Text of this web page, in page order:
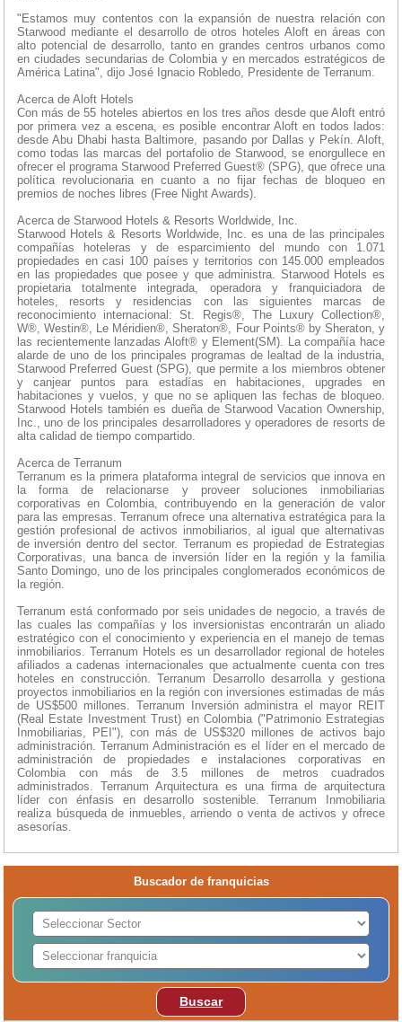
"Estamos muy contentos con la expansión de nuestra relación con
Starwood mediante el desarrollo de otros hoteles Aloft en áreas con
alto potencial de desarrollo, tanto en grandes centros urbanos como
en ciudades secundarias de Colombia y en mercados estratégicos de
América Latina", dijo José Ignacio Robledo, Presidente de Terranum.
Acerca de Aloft Hotels
Con más de 55 hoteles abiertos en los tres años desde que Aloft entró
por primera vez a escena, es posible encontrar Aloft en todos lados:
desde Abu Dhabi hasta Baltimore, pasando por Dallas y Pekín. Aloft,
como todas las marcas del portafolio de Starwood, se enorgullece en
ofrecer el programa Starwood Preferred Guest® (SPG), que ofrece una
política revolucionaria en cuanto a no fijar fechas de bloqueo en
premios de noches libres (Free Night Awards).
Acerca de Starwood Hotels & Resorts Worldwide, Inc.
Starwood Hotels & Resorts Worldwide, Inc. es una de las principales
compañías hoteleras y de esparcimiento del mundo con 1.071
propiedades en casi 100 países y territorios con 145.000 empleados
en las propiedades que posee y que administra. Starwood Hotels es
propietaria totalmente integrada, operadora y franquiciadora de
hoteles, resorts y residencias con las siguientes marcas de
reconocimiento internacional: St. Regis®, The Luxury Collection®,
W®, Westin®, Le Méridien®, Sheraton®, Four Points® by Sheraton, y
las recientemente lanzadas Aloft® y Element(SM). La compañía hace
alarde de uno de los principales programas de lealtad de la industria,
Starwood Preferred Guest (SPG), que permite a los miembros obtener
y canjear puntos para estadías en habitaciones, upgrades en
habitaciones y vuelos, y que no se apliquen las fechas de bloqueo.
Starwood Hotels también es dueña de Starwood Vacation Ownership,
Inc., uno de los principales desarrolladores y operadores de resorts de
alta calidad de tiempo compartido.
Acerca de Terranum
Terranum es la primera plataforma integral de servicios que innova en
la forma de relacionarse y proveer soluciones inmobiliarias
corporativas en Colombia, contribuyendo en la generación de valor
para las empresas. Terranum ofrece una alternativa estratégica para la
gestión profesional de activos inmobiliarios, al igual que alternativas
de inversión dentro del sector. Terranum es propiedad de Estrategias
Corporativas, una banca de inversión líder en la región y la familia
Santo Domingo, uno de los principales conglomerados económicos de
la región.
Terranum está conformado por seis unidades de negocio, a través de
las cuales las compañías y los inversionistas encontrarán un aliado
estratégico con el conocimiento y experiencia en el manejo de temas
inmobiliarios. Terranum Hotels es un desarrollador regional de hoteles
afiliados a cadenas internacionales que actualmente cuenta con tres
hoteles en construcción. Terranum Desarrollo desarrolla y gestiona
proyectos inmobiliarios en la región con inversiones estimadas de más
de US$500 millones. Terranum Inversión administra el mayor REIT
(Real Estate Investment Trust) en Colombia ("Patrimonio Estrategias
Inmobiliarias, PEI"), con más de US$320 millones de activos bajo
administración. Terranum Administración es el líder en el mercado de
administración de propiedades e instalaciones corporativas en
Colombia con más de 3.5 millones de metros cuadrados
administrados. Terranum Arquitectura es una firma de arquitectura
líder con énfasis en desarrollo sostenible. Terranum Inmobiliaria
realiza búsqueda de inmuebles, arriendo o venta de activos y ofrece
asesorías.
Buscador de franquicias
Buscar